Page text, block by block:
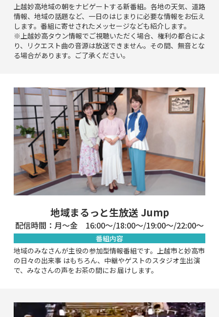
上越妙高地域の朝をナビゲートする新番組。各地の天気、道路
情報、地域の話題など、一日のはじまりに必要な情報をお伝え
します。番組に寄せされたメッセージなども紹介します。
※上越妙高タウン情報でご視聴いただく場合、権利の都合によ
り、リクエスト曲の音源は放送できません。その間、無音とな
る場合があります。ご了承ください。
地域まるっと生放送 Jump
配信時間：月～金 16:00～/18:00～/19:00～/22:00～
番組内容
地域のみなさんが主役の参加型情報番組です。上越市と妙高市
の日々の出来事 はもちろん、中継やゲストのスタジオ生出演
で、みなさんの声をお茶の間にお 届けします。